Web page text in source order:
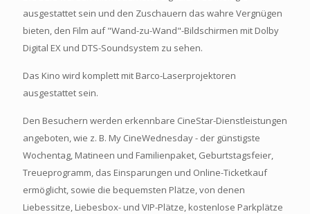
ausgestattet sein und den Zuschauern das wahre Vergnügen
bieten, den Film auf "Wand-zu-Wand"-Bildschirmen mit Dolby
Digital EX und DTS-Soundsystem zu sehen.
Das Kino wird komplett mit Barco-Laserprojektoren
ausgestattet sein.
Den Besuchern werden erkennbare CineStar-Dienstleistungen
angeboten, wie z. B. My CineWednesday - der günstigste
Wochentag, Matineen und Familienpaket, Geburtstagsfeier,
Treueprogramm, das Einsparungen und Online-Ticketkauf
ermöglicht, sowie die bequemsten Plätze, von denen
Liebessitze, Liebesbox- und VIP-Plätze, kostenlose Parkplätze